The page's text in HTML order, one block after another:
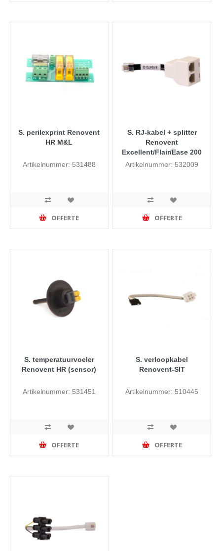
S. perilexprint Renovent
HR M&L
Artikelnummer: 531488
OFFERTE
S. RJ-kabel + splitter
Renovent
Excellent/Flair/Ease 200
Artikelnummer: 532009
OFFERTE
S. temperatuurvoeler
Renovent HR (sensor)
Artikelnummer: 531451
OFFERTE
S. verloopkabel
Renovent-SIT
Artikelnummer: 510445
OFFERTE